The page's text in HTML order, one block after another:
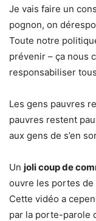
Je vais faire un
pognon, on
Toute notre
prévenir – ça nous
responsabiliser
Les gens pauvres
pauvres restent
aux gens de s’en
Un joli coup de
ouvre les portes de
Cette vidéo a
par la porte-parole